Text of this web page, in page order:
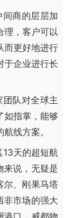
间商的层层加
理，客户可以
而更好地进行
于企业进行长
团队对全球主
如指掌，能够
线方案。
天的超短航
来说，无疑是
尔、刚果马塔
非市场的强大